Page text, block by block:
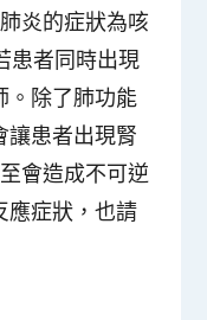
炎的症狀為咳
患者同時出現
。除了肺功能
讓患者出現腎
會造成不可逆
應症狀，也請